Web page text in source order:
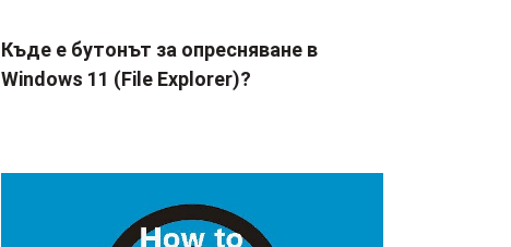
Къде е бутонът за опресняване в
Windows 11 (File Explorer)?